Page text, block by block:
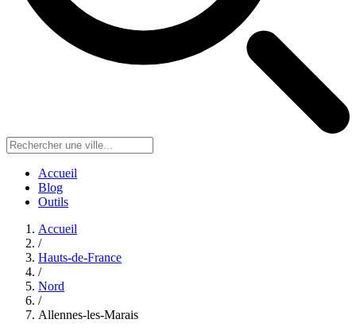
Accueil
Blog
Outils
Accueil
/
Hauts-de-France
/
Nord
/
Allennes-les-Marais